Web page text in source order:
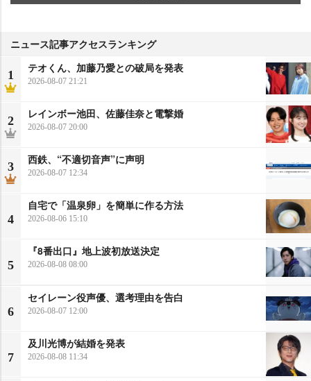
ニュース記事アクセスランキング
1
テオくん、加藤乃愛との破局を発表
2026-08-07 21:21
2
レインボー池田、佐藤佳奈と電撃婚
2026-08-07 20:00
3
西鉄、“不適切音声”に声明
2026-08-07 12:34
4
自宅で「温泉卵」を簡単に作る方法
2026-08-06 15:10
5
『8番出口』地上波初放送決定
2026-08-08 08:00
6
セイレーン役声優、選考理由を告白
2026-08-07 12:00
7
及川光博が結婚を発表
2026-08-08 11:34